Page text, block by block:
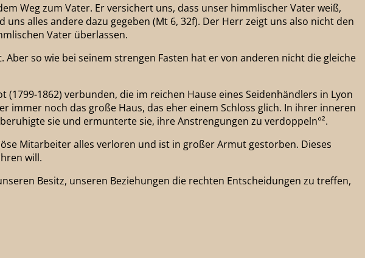
Weg zum Vater. Er versichert uns, dass unser himmlischer Vater weiß,
alles andere dazu gegeben (Mt 6, 32f). Der Herr zeigt uns also nicht den
Vater überlassen.
so wie bei seinem strengen Fasten hat er von anderen nicht die gleiche
1862) verbunden, die im reichen Hause eines Seidenhändlers in Lyon
immer noch das große Haus, das eher einem Schloss glich. In ihrer inneren
sie und ermunterte sie, ihre Anstrengungen zu verdoppeln°².
Mitarbeiter alles verloren und ist in großer Armut gestorben. Dieses
will.
Besitz, unseren Beziehungen die rechten Entscheidungen zu treffen,